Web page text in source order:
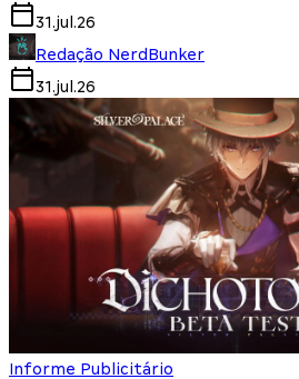
31.jul.26
Redação NerdBunker
31.jul.26
Informe Publicitário